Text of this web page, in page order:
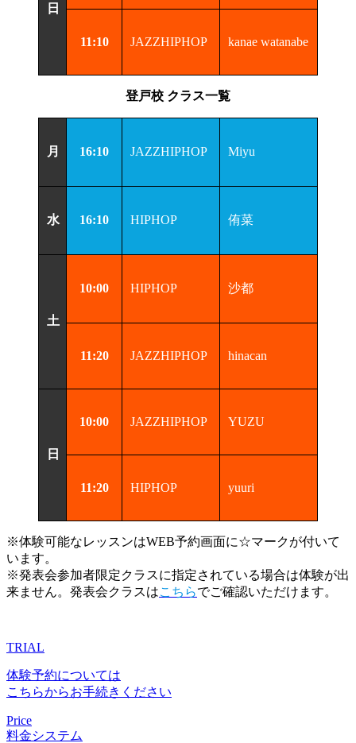
日
11:10 JAZZHIPHOP kanae watanabe
登戸校 クラス一覧
月 16:10 JAZZHIPHOP Miyu
水 16:10 HIPHOP 侑菜
土
10:00 HIPHOP 沙都
11:20 JAZZHIPHOP hinacan
日
10:00 JAZZHIPHOP YUZU
11:20 HIPHOP yuuri
※体験可能なレッスンはWEB予約画面に☆マークが付いて
います。
※発表会参加者限定クラスに指定されている場合は体験が出
来ません。発表会クラスはこちらでご確認いただけます。
TRIAL
体験予約については
こちらからお手続きください
Price
料金システム